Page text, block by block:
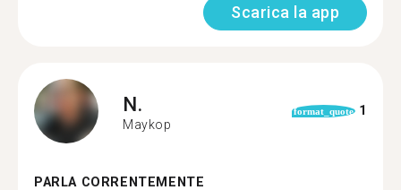
Scarica la app
N.
Maykop
format_quote 1
PARLA CORRENTEMENTE